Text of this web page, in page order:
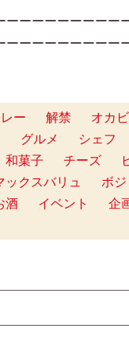
ーーーーーーーーー
ーーーーーーーーー
ー 解禁 オカ
グルメ シェフ
和菓子 チーズ
ックスバリュ
ボ
酒 イベント 企